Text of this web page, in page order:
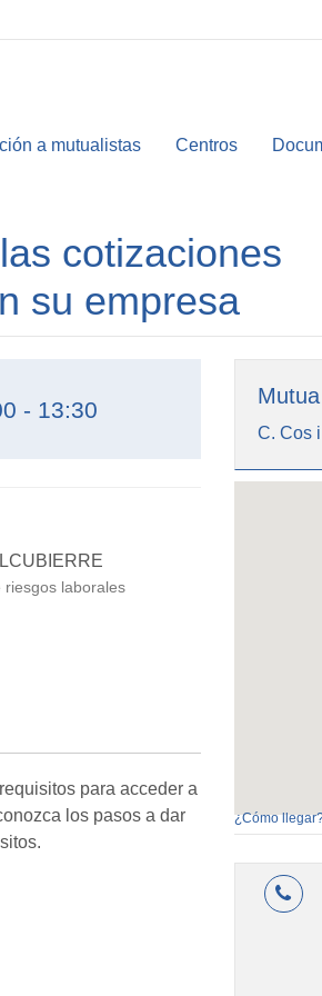
a mutualistas Centros
cotizaciones
su empresa
- 13:30
laborales
para acceder a
los pasos a dar
C. Cos
¿Cómo